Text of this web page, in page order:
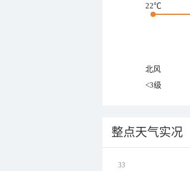
22℃
北风
<3级
整点天气实况
33